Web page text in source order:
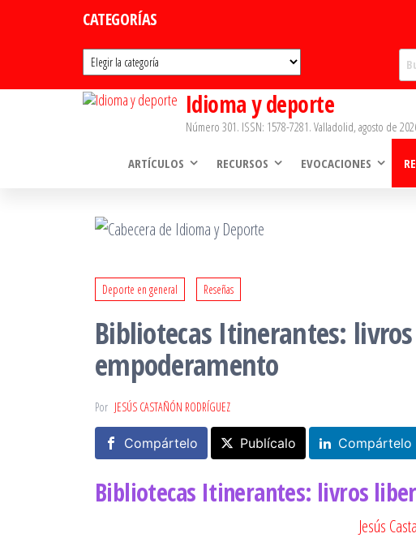
CATEGORÍAS
Categorías
Idioma y deporte
Número 301. ISSN: 1578-7281. Valladolid, agosto de
ARTÍCULOS RECURSOS EVOCACIONES
Deporte en general Reseñas
Bibliotecas Itinerantes:
empoderamento
Por JESÚS CASTAÑÓN RODRÍGUEZ
Compártelo Publícalo Compártelo
Bibliotecas Itinerantes: livros
Jesús